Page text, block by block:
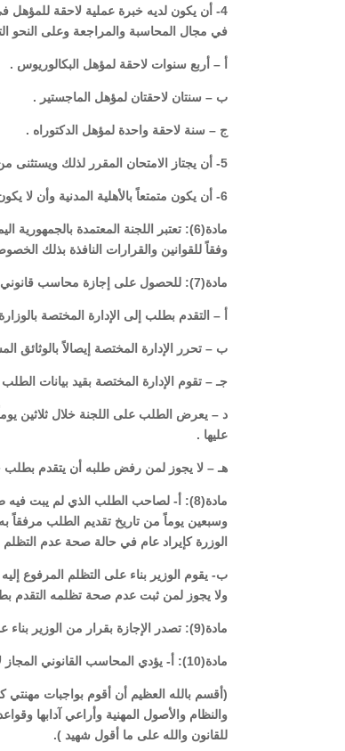
4- أن يكون لديه خبرة عملية لاحقة للمؤهل
في مجال المحاسبة والمراجعة وعلى النحو
أ – أربع سنوات لاحقة لمؤهل البكالوريوس .
ب – سنتان لاحقتان لمؤهل الماجستير .
ج – سنة لاحقة واحدة لمؤهل الدكتوراه .
5- أن يجتاز الامتحان المقرر لذلك ويستثنى من هذا الشرط حملة مؤهل الدكتوراه تخصص محاسبة .
6- أن يكون متمتعاً بالأهلية المدنية وأن لا يكون قد سبق أن حكم عليه بجريمة جنائية مخلة بالشرف أو الأمانة ما لم يكون قد رد إليه اعتباره.
مادة(6): تعتبر اللجنة المعتمدة
وفقاً للقوانين والقرارات النافذة بذلك
مادة(7): للحصول على إجازة محاسب قانوني يتم اتباع الآتي :ـ
أ – التقدم بطلب إلى الإدارة المختصة
ب – تحرر الإدارة المختصة إيصالاً بالوثائق
جـ – تقوم الإدارة المختصة بقيد بيانات
د – يعرض الطلب على اللجنة خلال ثلاثين
عليها .
هـ – لا يجوز لمن رفض طلبه أن يتقدم بطلب
مادة(8): أ- لصاحب الطلب الذي لم يبت
وسبعين يوماً من تاريخ تقديم الطلب مرفقاً
الوزرة كإيراد عام في حالة صحة عدم التظلم
ب- يقوم الوزير بناء على التظلم المرفوع إليه
ولا يجوز لمن ثبت عدم صحة تظلمه التقدم
مادة(9): تصدر الإجازة بقرار من الوزير بناء على توصية من اللجنة وتبين اللائحة شكل الإجازة وبياناتها ومقدار الرسم المقرر للحصول عليها .
مادة(10): أ- يؤدي المحاسب القانوني المجاز لأول مرة بمزاولة المهنة أمام رئيس وأعضاء اللجنة اليمين القانونية التالية:ـ
(أقسم بالله العظيم أن أقوم بواجبات
والنظام والأصول المهنية وأراعي آدابها
للقانون والله على ما أقول شهيد ).